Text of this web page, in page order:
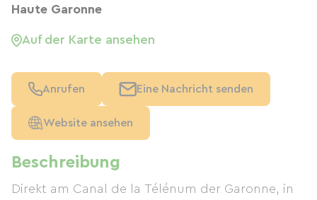
Beschreibung
Direkt am Canal de la Télénum der Garonne, in
Haute Garonne
Auf der Karte ansehen
Anrufen Eine Nachricht senden
Website ansehen